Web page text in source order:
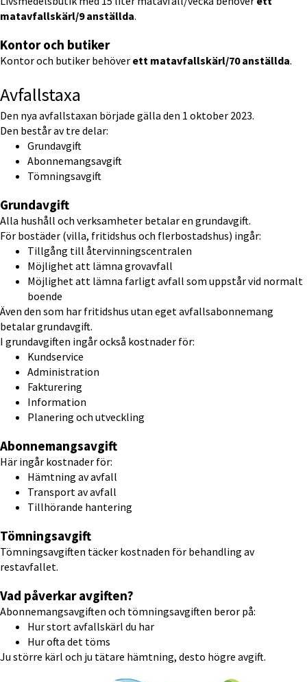
matavfallskärl/9 anställda.
Kontor och butiker
Kontor och butiker behöver ett matavfallskärl/70 anställda.
Avfallstaxa
Den nya avfallstaxan började gälla den 1 oktober 2023.
Den består av tre delar:
Grundavgift
Abonnemangsavgift
Tömningsavgift
Grundavgift
Alla hushåll och verksamheter betalar en grundavgift.
För bostäder (villa, fritidshus och flerbostadshus) ingår:
Tillgång till återvinningscentralen
Möjlighet att lämna grovavfall
Möjlighet att lämna farligt avfall som uppstår vid normalt
boende
Även den som har fritidshus utan eget avfallsabonnemang
betalar grundavgift.
I grundavgiften ingår också kostnader för:
Kundservice
Administration
Fakturering
Information
Planering och utveckling
Abonnemangsavgift
Här ingår kostnader för:
Hämtning av avfall
Transport av avfall
Tillhörande hantering
Tömningsavgift
Tömningsavgiften täcker kostnaden för behandling av
restavfallet.
Vad påverkar avgiften?
Abonnemangsavgiften och tömningsavgiften beror på:
Hur stort avfallskärl du har
Hur ofta det töms
Ju större kärl och ju tätare hämtning, desto högre avgift.